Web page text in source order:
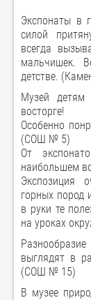
Экспонаты в
силой
всегда
мальчишек.
детстве.
Музей детям
восторге!
Особенно
(СОШ № 5)
От
наибольшем
Экспозиция
горных пород
в руки те
на уроках
выглядят в
(СОШ № 15)
В музее